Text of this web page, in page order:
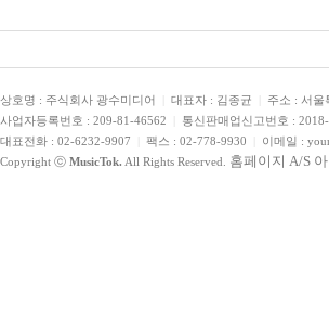
상호명 : 주식회사 광수미디어 대표자 : 김종균
주소 : 서울
사업자등록번호 : 209-81-46562
통신판매업신고번호 :
대표전화 : 02-6232-9907
팩스 : 02-778-9930
이메일 :
Copyright ⓒ MusicTok. All Rights Reserved. 홈페이지 A/S